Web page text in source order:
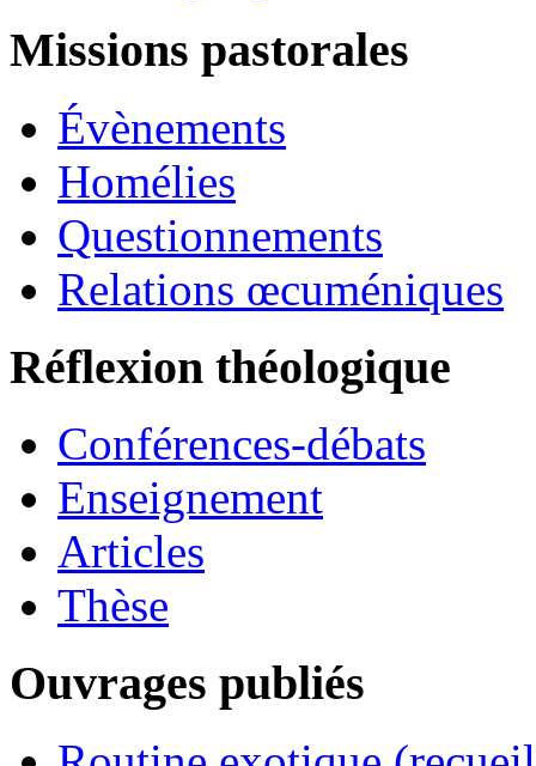
Missions pastorales
Évènements
Homélies
Questionnements
Relations œcuméniques
Réflexion théologique
Conférences-débats
Enseignement
Articles
Thèse
Ouvrages publiés